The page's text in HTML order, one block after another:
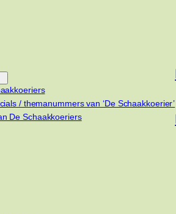
/ themanummers van ‘De Schaakkoerier’
De Schaakkoeriers